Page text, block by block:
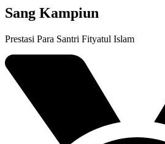
Sang Kampiun
Prestasi Para Santri Fityatul Islam